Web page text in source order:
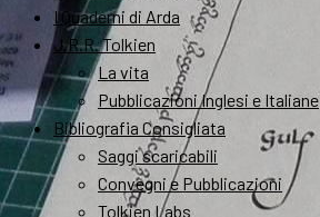
I Quaderni di Arda
J.R.R. Tolkien
La vita
Pubblicazioni Inglesi e Italiane
Bibliografia Consigliata
Saggi scaricabili
Convegni e Pubblicazioni
Tolkien Labs